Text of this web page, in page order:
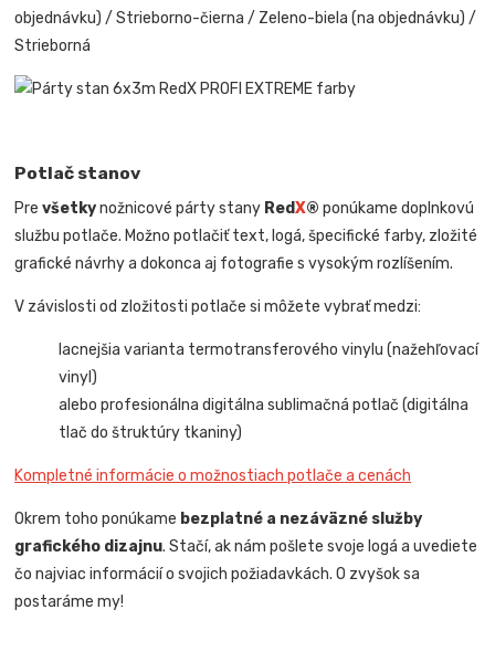
objednávku) / Strieborno-čierna / Zeleno-biela (na objednávku) /
Strieborná
Potlač stanov
Prevšetkynožnicové párty stany RedX® ponúkame doplnkovú
službu potlače. Možno potlačiť text, logá, špecifické farby, zložité
grafické návrhy a dokonca aj fotografie s vysokým rozlíšením.
V závislosti od zložitosti potlače si môžete vybrať medzi:
lacnejšia varianta termotransferového vinylu (nažehľovací
vinyl)
alebo profesionálna digitálna sublimačná potlač (digitálna
tlač do štruktúry tkaniny)
Kompletné informácie o možnostiach potlače a cenách
Okrem toho ponúkame bezplatné a nezáväzné služby
grafického dizajnu. Stačí, ak nám pošlete svoje logá a uvediete
čo najviac informácií o svojich požiadavkách. O zvyšok sa
postaráme my!